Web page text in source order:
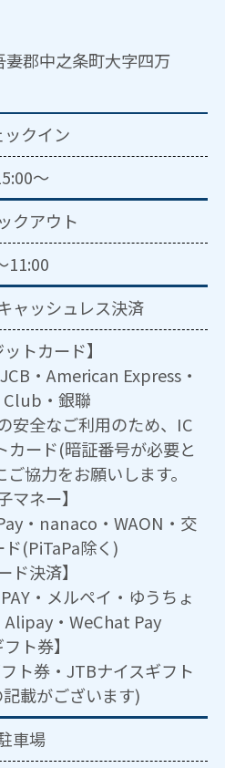
郡中之条町大字四万
ックイン
～
クアウト
11:00
ャッシュレス決済
ットカード】
・American Express・
Club・銀聯
安全なご利用のため、IC
カード(暗証番号が必要と
協力をお願いします。
マネー】
・nanaco・WAON・交
(PiTaPa除く)
ド決済】
・メルペイ・ゆうちょ
Alipay・WeChat Pay
フト券】
ト券・JTBナイスギフト
載がございます)
車場